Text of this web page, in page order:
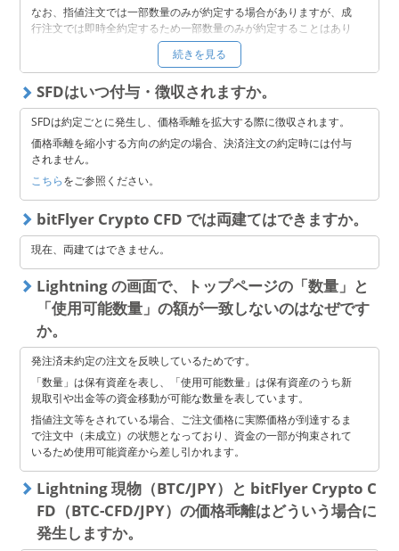
なお、指値注文‌では‌一部数量のみが約定する場合がありますが、成
行注文‌では‌即時全約定するため‌一部数量のみが約定することは‌あり
そのため、一つ目の‌注文が‌指値注文‌だった場合の挙動は、お客様ご
自身が発注時に設定した「注文執行数量条件」によって次の 3 パタ
ーンに分かれます。
①‌Good 'Til Canceled の場合
この注文執行条件は「注文が約定する、もしくはキャンセルされる
まで有効」です。
一つ目の注文に‌おいて‌一部数量のみが約定した場合、残りの数量の
ご注文は、お客様ご自身‌で‌キャンセル‌しない限り、有効期限内は‌継
続して注文中の状態となります。
※ ‌注文の有効期限は最大30 日です。特に指定がない場合は 30 日が
適用されます。
②‌Immediate or Cancel の場合
この注文執行条件は「指定した価格か、それよりも有利な価格で、
即時に一部あるいは全部を約定させ、約定しなかった注文数量をキ
ャンセルする」です。
一つ目の注文に‌おいて‌一部数量のみが約定した場合、IFD 注文自体
が自動的にキャンセルされるため、二つ目の注文は発注されませ
ん。
③‌Fill or Kill の場合
この注文執行条件は「発注の全数量が即座に約定しない場合、当該
注文をキャンセルする」です。
この場合、一つ目の注文は、全数量が約定する‌か、自動的にキャン
セルされるかのどちらかです。
一つ目の注文において一部数量のみが約定することはありません。
続きを見る
SFDはいつ付与・徴収されますか。
SFDは約定ごとに発生し、価格乖離を拡大する際に徴収されます。
価格乖離を縮小する方向の約定の場合、決済注文の約定時には付与
されません。
こちらをご参照ください。
bitFlyer Crypto CFD では両建てはできますか。
現在、両建てはできません。
Lightning の画面で、トップページの「数量」と
「使用可能数量」の額が一致しないのはなぜです
か。
発注済未約定の注文を反映しているためです。
「数量」は保有資産を表し、「使用可能数量」は保有資産のうち新
規取引や出金等の資金移動が可能な数量を表しています。
指値注文等をされている場合、ご注文価格に実際価格が到達するま
で注文中（未成立）の状態となっており、資金の一部が拘束されて
いるため使用可能資産から差し引かれます。
Lightning 現物（BTC/JPY）と bitFlyer Crypto C
FD（BTC-CFD/JPY）の価格乖離はどういう場合に
発生しますか。